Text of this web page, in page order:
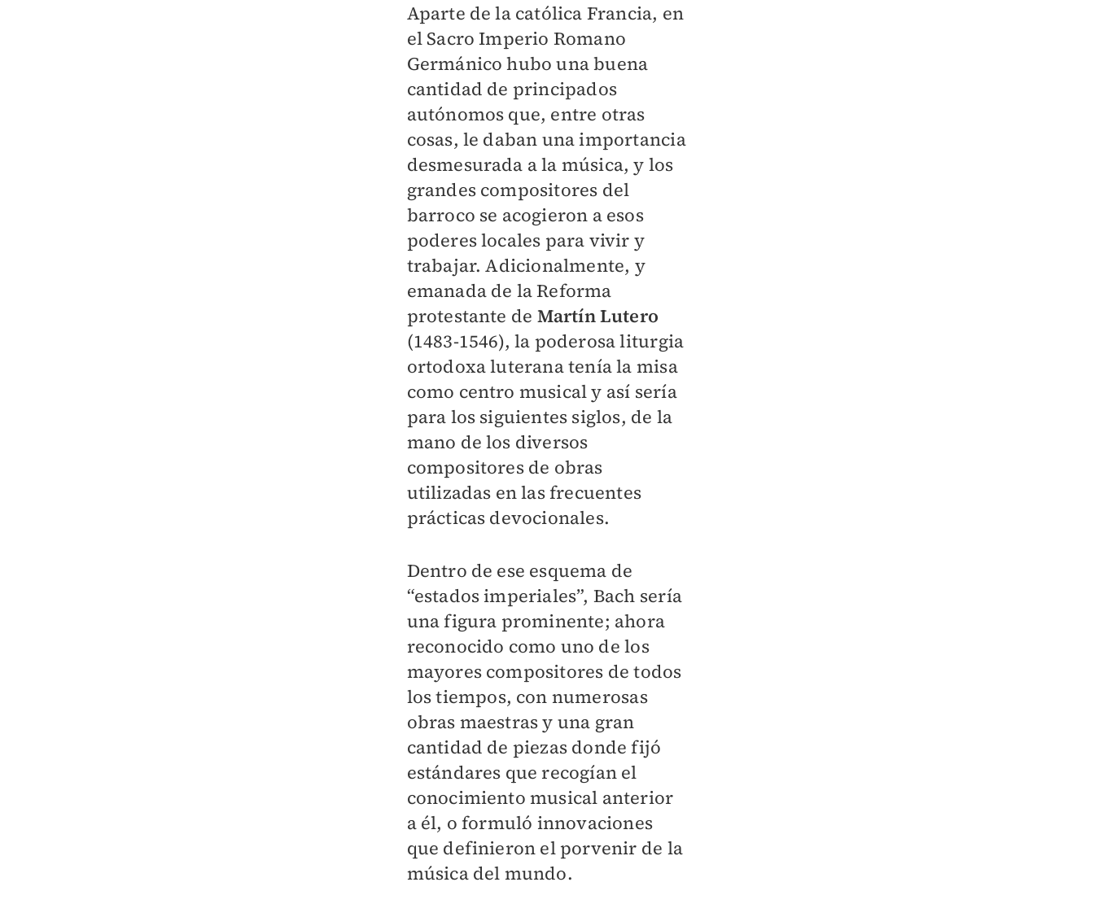
Aparte de la católica Francia, en
el Sacro Imperio Romano
Germánico hubo una buena
cantidad de principados
autónomos que, entre otras
cosas, le daban una importancia
desmesurada a la música, y los
grandes compositores del
barroco se acogieron a esos
poderes locales para vivir y
trabajar. Adicionalmente, y
emanada de la Reforma
protestante de Martín Lutero
(1483-1546), la poderosa liturgia
ortodoxa luterana tenía la misa
como centro musical y así sería
para los siguientes siglos, de la
mano de los diversos
compositores de obras
utilizadas en las frecuentes
prácticas devocionales.
Dentro de ese esquema de
“estados imperiales”, Bach sería
una figura prominente; ahora
reconocido como uno de los
mayores compositores de todos
los tiempos, con numerosas
obras maestras y una gran
cantidad de piezas donde fijó
estándares que recogían el
conocimiento musical anterior
a él, o formuló innovaciones
que definieron el porvenir de la
música del mundo.